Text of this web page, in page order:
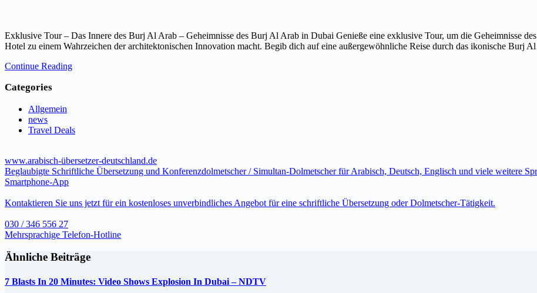
Exklusive Tour – Das Innere des Burj Al Arab – Geheimnisse des Burj Al Arab in Dubai Genieße eine exklusive Tour, um die Geheimnisse
Hotel zu einem Wahrzeichen der architektonischen Innovation macht. Begib dich auf eine außergewöhnliche Reise durch das ikonische Burj
Continue Reading
Categories
Allgemein
news
Travel Deals
www.arabisch-übersetzer-deutschland.de
Beglaubigte Schriftliche Übersetzung und Konferenzdolmetscher / Simultan-Dolmetscher für Arabisch, Deutsch, Englisch und viele weitere
Smartphone-App
Kontaktieren Sie uns jetzt für ein kostenloses unverbindliches Angebot für eine schriftliche Übersetzung oder Dolmetscher-Tätigkeit.
030 / 346 556 27
Mehrsprachige Telefon-Hotline
Ähnliche Beiträge
7 Blasts In 20 Minutes: Video Shows Explosion In Dubai – NDTV